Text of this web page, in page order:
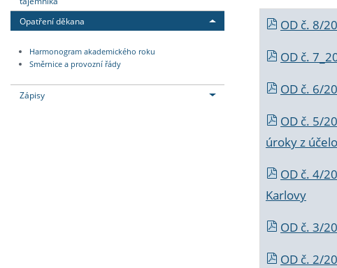
Opatření děkana
Harmonogram akademického roku
Směrnice a provozní řády
Zápisy
OD č. 8/
OD č.
OD č. 6/
OD č. 5/
úroky z
OD č. 4/
Karlovy
OD č. 3/
OD č. 2/